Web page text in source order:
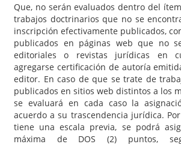
Que, no serán evaluados dentro del
trabajos doctrinarios que no se
inscripción efectivamente publicados,
publicados en páginas web que no
editoriales o revistas jurídicas en
agregarse certificación de autoría
editor. En caso de que se trate de
publicados en sitios web distintos a los
se evaluará en cada caso la
acuerdo a su trascendencia jurídica.
tiene una escala previa, se podrá
máxima de DOS (2) puntos,